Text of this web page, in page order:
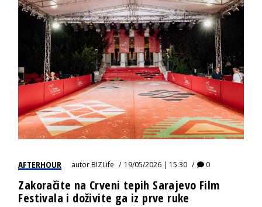
AFTERHOUR autorBIZLife 19/05/2026 | 15:30 0
Zakoračite na Crveni tepih Sarajevo Film
Festivala i doživite ga iz prve ruke